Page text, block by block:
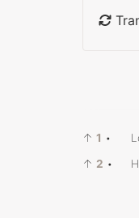
↑ 1 •
↑ 2 •